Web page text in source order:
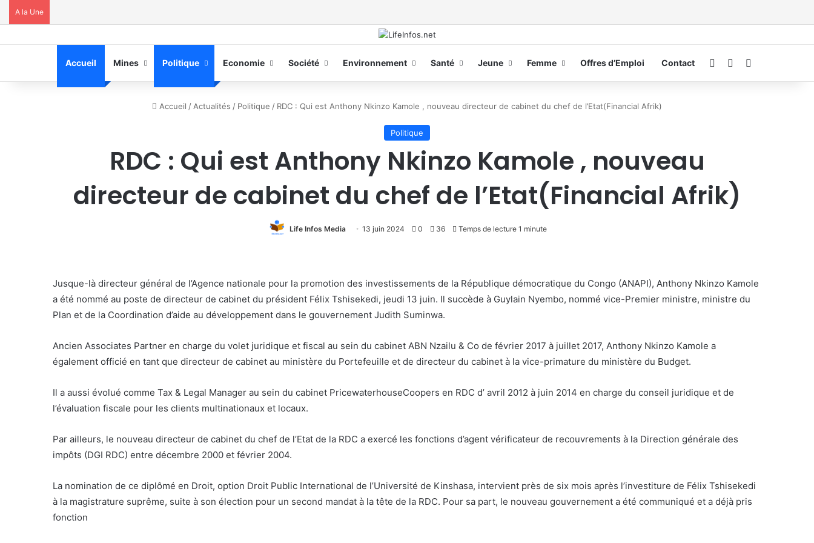
A la Une
Accueil Mines Politique Economie Société Environnement Santé Jeune Femme Offres d’Emploi Contact ConnexionSwitch skin
Accueil / Actualités / Politique / RDC : Qui est Anthony Nkinzo Kamole , nouveau directeur de cabinet du chef de l’Etat(Financial Afrik)
Politique
RDC : Qui est Anthony Nkinzo Kamole , nouveau
directeur de cabinet du chef de l’Etat(Financial Afrik)
Life Infos Media 13 juin 2024 0 36 Temps de lecture 1 minute
Jusque-là directeur général de l’Agence nationale pour la promotion des investissements de la République démocratique du Congo (ANAPI), Anthony Nkinzo Kamole
a été nommé au poste de directeur de cabinet du président Félix Tshisekedi, jeudi 13 juin. Il succède à Guylain Nyembo, nommé vice-Premier ministre, ministre du
Plan et de la Coordination d’aide au développement dans le gouvernement Judith Suminwa.
Ancien Associates Partner en charge du volet juridique et fiscal au sein du cabinet ABN Nzailu & Co de février 2017 à juillet 2017, Anthony Nkinzo Kamole a
également officié en tant que directeur de cabinet au ministère du Portefeuille et de directeur du cabinet à la vice-primature du ministère du Budget.
Il a aussi évolué comme Tax & Legal Manager au sein du cabinet PricewaterhouseCoopers en RDC d’ avril 2012 à juin 2014 en charge du conseil juridique et de
l’évaluation fiscale pour les clients multinationaux et locaux.
Par ailleurs, le nouveau directeur de cabinet du chef de l’Etat de la RDC a exercé les fonctions d’agent vérificateur de recouvrements à la Direction générale des
impôts (DGI RDC) entre décembre 2000 et février 2004.
La nomination de ce diplômé en Droit, option Droit Public International de l’Université de Kinshasa, intervient près de six mois après l’investiture de Félix Tshisekedi
à la magistrature suprême, suite à son élection pour un second mandat à la tête de la RDC. Pour sa part, le nouveau gouvernement a été communiqué et a déjà pris
fonction